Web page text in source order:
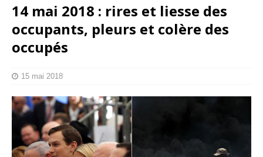
14 mai 2018 : rires et liesse des
occupants, pleurs et colère des
occupés
15 mai 2018